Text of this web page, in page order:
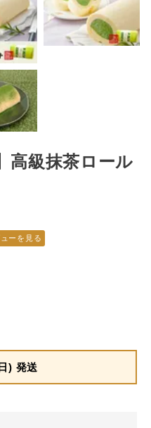
高級抹茶ロール
ーを見る
) 発送